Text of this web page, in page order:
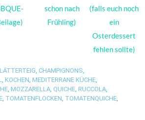
schon nach
Frühling)
(falls euch noch
ein
Osterdessert
fehlen sollte)
, CHAMPIGNONS,
, KOCHEN, MEDITERRANE KÜCHE,
, MOZZARELLA, QUICHE, RUCCOLA,
, TOMATENFLOCKEN, TOMATENQUICHE,